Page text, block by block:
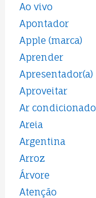
Ao vivo
Apontador
Apple (marca)
Aprender
Apresentador(a)
Aproveitar
Ar condicionado
Areia
Argentina
Arroz
Árvore
Atenção